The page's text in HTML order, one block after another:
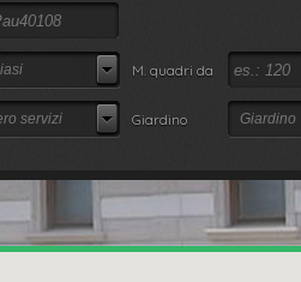
M. quadri da
servizi Giardino Giardino